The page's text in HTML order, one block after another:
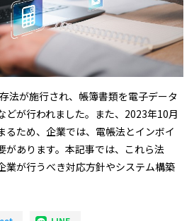
法が施行され、帳簿書類を電子データ
どが行われました。また、2023年10月
るため、企業では、電帳法とインボイ
があります。本記事では、これら法
業が行うべき対応方針やシステム構築